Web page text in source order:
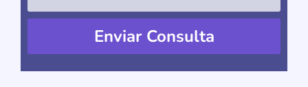
Enviar Consulta